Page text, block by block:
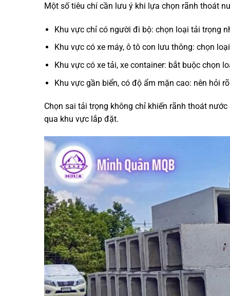
Một số tiêu chí cần lưu ý khi lựa chọn rãnh thoát
Khu vực chỉ có người đi bộ: chọn loại tải trọng
Khu vực có xe máy, ô tô con lưu thông: chọn
Khu vực có xe tải, xe container: bắt buộc chọn
Khu vực gần biển, có độ ẩm mặn cao: nên hỏi
Chọn sai tải trọng không chỉ khiến rãnh thoát
qua khu vực lắp đặt.